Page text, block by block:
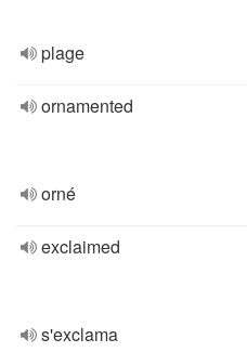
plage
ornamented
orné
exclaimed
s'exclama